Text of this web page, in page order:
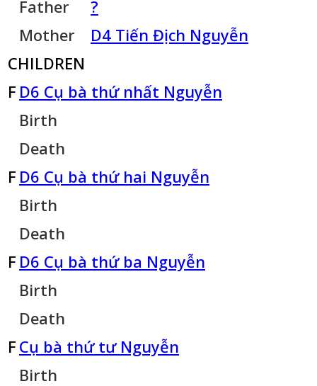
Father
?
Mother
D4 Tiến Địch Nguyễn
CHILDREN
F D6 Cụ bà thứ nhất Nguyễn
Birth
Death
F D6 Cụ bà thứ hai Nguyễn
Birth
Death
F D6 Cụ bà thứ ba Nguyễn
Birth
Death
F Cụ bà thứ tư Nguyễn
Birth